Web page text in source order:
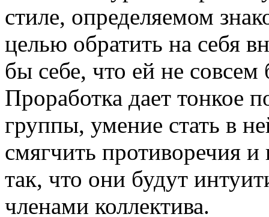
стиле, определяемом
целью обратить на себя
бы себе, что ей не совсем
Проработка дает тонкое
группы, умение стать в
смягчить противоречия
так, что они будут
членами коллектива.